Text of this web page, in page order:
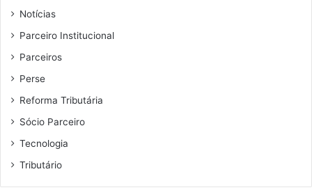
Notícias
Parceiro Institucional
Parceiros
Perse
Reforma Tributária
Sócio Parceiro
Tecnologia
Tributário